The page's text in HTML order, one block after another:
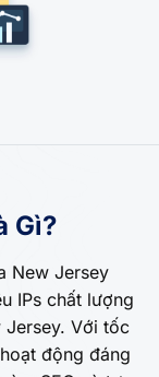
Gì?
New Jersey
IPs chất lượng
Với tốc
động đáng